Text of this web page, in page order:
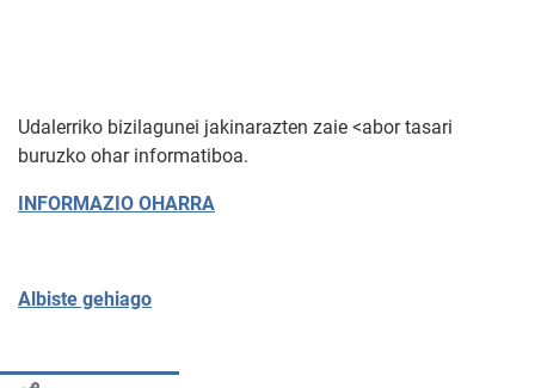
Udalerriko bizilagunei jakinarazten zaie <abor tasari
buruzko ohar informatiboa.
INFORMAZIO OHARRA
Albiste gehiago